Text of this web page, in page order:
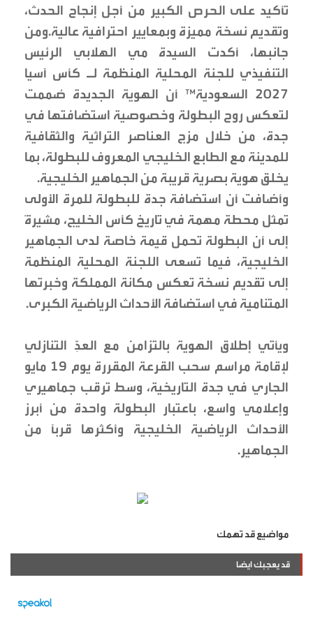
تأكيد على الحرص الكبير من أجل إنجاح الحدث،
وتقديم نسخة مميزة وبمعايير احترافية عالية.ومن
جانبها، أكدت السيدة مي الهلابي الرئيس
التنفيذي للجنة المحلية المنظمة لـ كأس آسيا
2027 السعودية™️ أن الهوية الجديدة صُممت
لتعكس روح البطولة وخصوصية استضافتها في
جدة، من خلال مزج العناصر التراثية والثقافية
للمدينة مع الطابع الخليجي المعروف للبطولة، بما
يخلق هوية بصرية قريبة من الجماهير الخليجية.
وأضافت أن استضافة جدة للبطولة للمرة الأولى
تمثل محطة مهمة في تاريخ كأس الخليج، مشيرةً
إلى أن البطولة تحمل قيمة خاصة لدى الجماهير
الخليجية، فيما تسعى اللجنة المحلية المنظمة
إلى تقديم نسخة تعكس مكانة المملكة وخبرتها
المتنامية في استضافة الأحداث الرياضية الكبرى.
ويأتي إطلاق الهوية بالتزامن مع العدِّ التنازلي
لإقامة مراسم سحب القرعة المقررة يوم 19 مايو
الجاري في جدة التاريخية، وسط ترقب جماهيري
وإعلامي واسع، باعتبار البطولة واحدة من أبرز
الأحداث الرياضية الخليجية وأكثرها قربًا من
الجماهير.
مواضيع قد تهمك
قد يعجبك ايضا